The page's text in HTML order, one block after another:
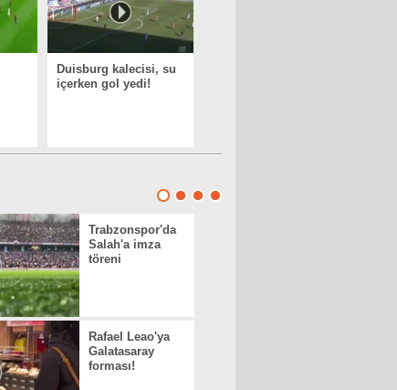
Duisburg kalecisi, su
içerken gol yedi!
Trabzonspor'da
Salah'a imza
töreni
Rafael Leao'ya
Galatasaray
forması!